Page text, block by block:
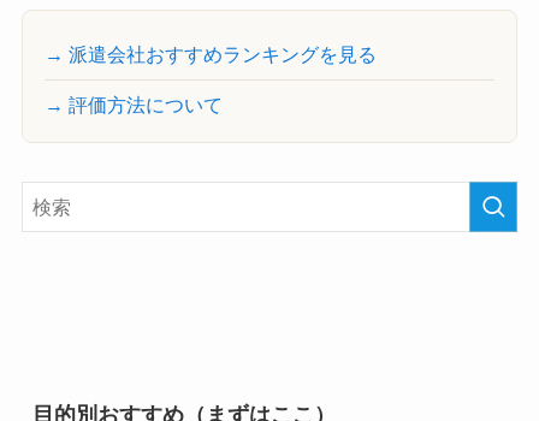
→ 派遣会社おすすめランキングを見る
→ 評価方法について
目的別おすすめ（まずはここ）